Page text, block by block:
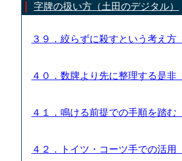
字牌の扱い方（土田のデジタル）
３９．絞らずに殺すという考え方
４０．数牌より先に整理する是非
４１．鳴ける前提での手順を踏む
４２．トイツ・コーツ手での活用